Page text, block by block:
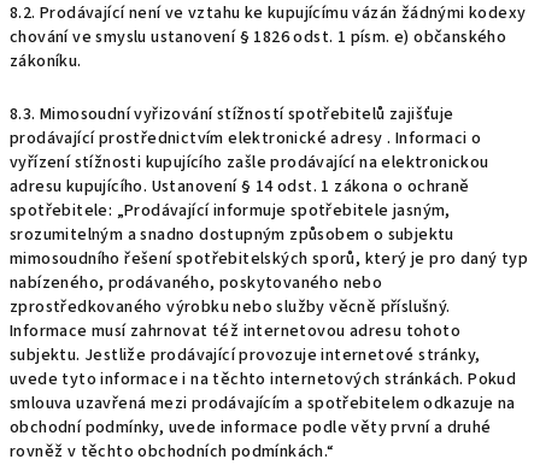
8.2. Prodávající není ve vztahu ke kupujícímu vázán žádnými kodexy
chování ve smyslu ustanovení § 1826 odst. 1 písm. e) občanského
zákoníku.
8.3. Mimosoudní vyřizování stížností spotřebitelů zajišťuje
prodávající prostřednictvím elektronické adresy . Informaci o
vyřízení stížnosti kupujícího zašle prodávající na elektronickou
adresu kupujícího. Ustanovení § 14 odst. 1 zákona o ochraně
spotřebitele: „Prodávající informuje spotřebitele jasným,
srozumitelným a snadno dostupným způsobem o subjektu
mimosoudního řešení spotřebitelských sporů, který je pro daný typ
nabízeného, prodávaného, poskytovaného nebo
zprostředkovaného výrobku nebo služby věcně příslušný.
Informace musí zahrnovat též internetovou adresu tohoto
subjektu. Jestliže prodávající provozuje internetové stránky,
uvede tyto informace i na těchto internetových stránkách. Pokud
smlouva uzavřená mezi prodávajícím a spotřebitelem odkazuje na
obchodní podmínky, uvede informace podle věty první a druhé
rovněž v těchto obchodních podmínkách.“